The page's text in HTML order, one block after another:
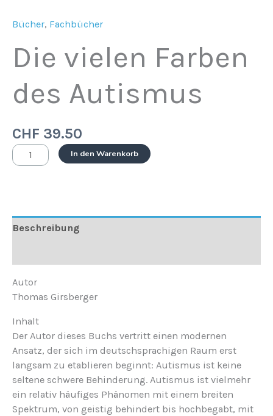
Bücher, Fachbücher
Die vielen Farben
des Autismus
CHF 39.50
In den Warenkorb
Beschreibung
Autor
Thomas Girsberger
Inhalt
Der Autor dieses Buchs vertritt einen modernen
Ansatz, der sich im deutschsprachigen Raum erst
langsam zu etablieren beginnt: Autismus ist keine
seltene schwere Behinderung. Autismus ist vielmehr
ein relativ häufiges Phänomen mit einem breiten
Spektrum, von geistig behindert bis hochbegabt, mit